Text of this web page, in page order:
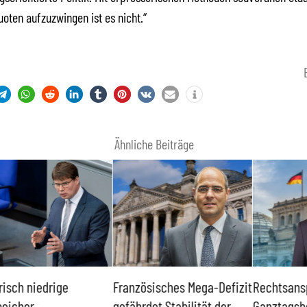
aufzuzwingen ist es nicht.“
Ähnliche Beiträge
Französisches Mega-DefizitRechtsanspruch auf